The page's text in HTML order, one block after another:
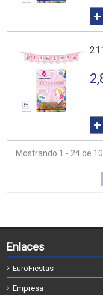
Mostrando 1 - 24 de
Enlaces
EuroFiestas
Empresa